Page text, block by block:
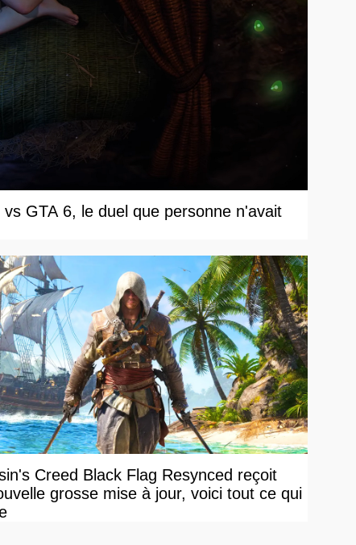
GTA 6, le duel que personne n'avait
Creed Black Flag Resynced reçoit
grosse mise à jour, voici tout ce qui